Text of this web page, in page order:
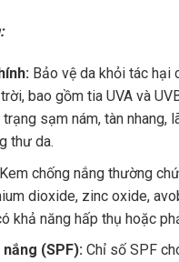
Bảo vệ da khỏi tác hại
bao gồm tia UVA và
sạm nám, tàn nhang,
thư da.
Kem chống nắng thường
dioxide, zinc oxide,
khả năng hấp thụ hoặc
(SPF): Chỉ số SPF